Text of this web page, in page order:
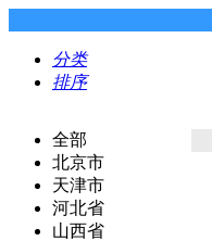
分类
排序
全部
北京市
天津市
河北省
山西省